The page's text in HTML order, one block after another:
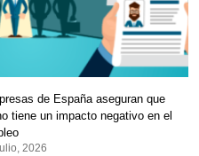
de España aseguran que
tiene un impacto negativo en el
2026